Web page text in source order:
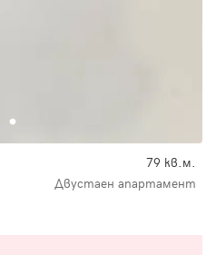
79 кв.м.
Двустаен апартамент